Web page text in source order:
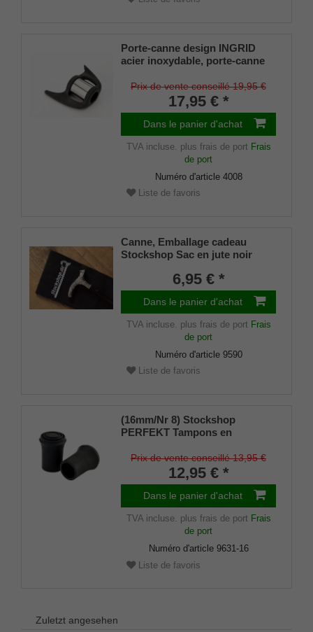
Porte-canne design INGRID
acier inoxydable, porte-canne
22mm), caoutchouc souple
Prix de vente conseillé 19,95 €
17,95 € *
Dans le panier d'achat
TVA incluse. plus frais de port Frais
de port
Numéro d'article 4008
Liste de favoris
Canne, Emballage cadeau
Stockshop Sac en jute noir
6,95 € *
Dans le panier d'achat
TVA incluse. plus frais de port Frais
de port
Numéro d'article 9590
Liste de favoris
(16mm/Nr 8) Stockshop
PERFEKT Tampons en
caoutchouc véritable, noir,
élégant, avec insert métallique
(lot de 2)
Prix de vente conseillé 13,95 €
12,95 € *
Dans le panier d'achat
TVA incluse. plus frais de port Frais
de port
Numéro d'article 9631-16
Liste de favoris
Zuletzt angesehen